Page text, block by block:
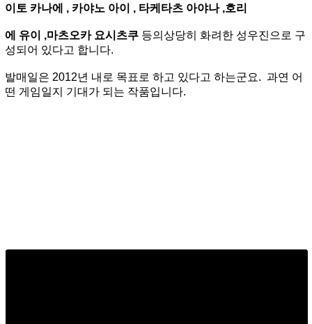
이토 카나에 , 카야노 아이 , 타케타츠 아야나 ,호리
에 유이 ,마츠오카 요시츠쿠 등의상당히 화려한 성우진으로 구
성되어 있다고 합니다.
발매일은 2012년 내로 목표로 하고 있다고 하는군요. 과연 어
떤 게임일지 기대가 되는 작품입니다.